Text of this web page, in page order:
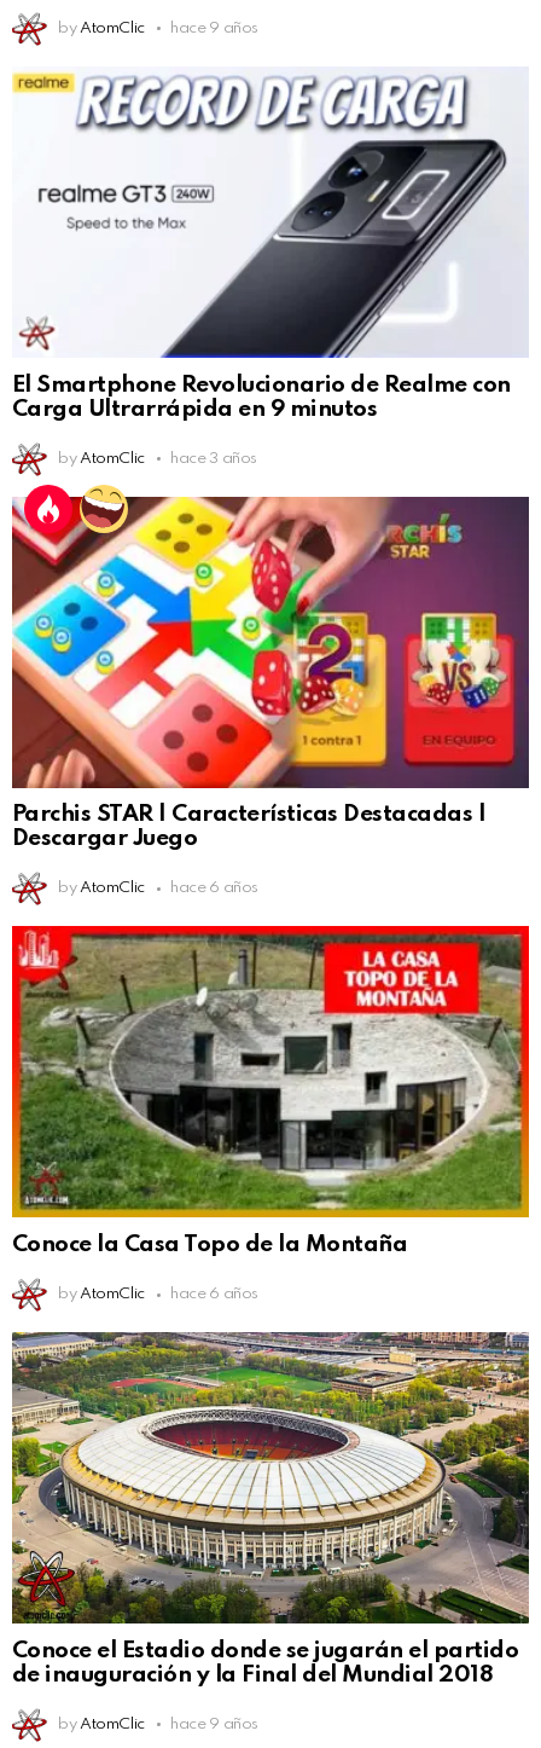
by AtomClic hace 9 años
El Smartphone Revolucionario de Realme con
Carga Ultrarrápida en 9 minutos
by AtomClic hace 3 años
Parchis STAR | Características Destacadas |
Descargar Juego
by AtomClic hace 6 años
Conoce la Casa Topo de la Montaña
by AtomClic hace 6 años
Conoce el Estadio donde se jugarán el partido
de inauguración y la Final del Mundial 2018
by AtomClic hace 9 años